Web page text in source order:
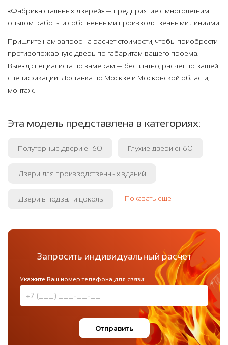
«Фабрика стальных дверей» — предприятие с многолетним
опытом работы и собственными производственными линиями.
Пришлите нам запрос на расчет стоимости, чтобы приобрести
противопожарную дверь по габаритам вашего проема.
Выезд специалиста по замерам — бесплатно, расчет по вашей
спецификации. Доставка по Москве и Московской области,
монтаж.
Эта модель представлена в категориях:
Полуторные двери ei-60 Глухие двери ei-60
Двери для производственных зданий
Двери в подвал и цоколь Показать еще
Запросить индивидуальный расчет
Укажите Ваш номер телефона для связи:
Отправить